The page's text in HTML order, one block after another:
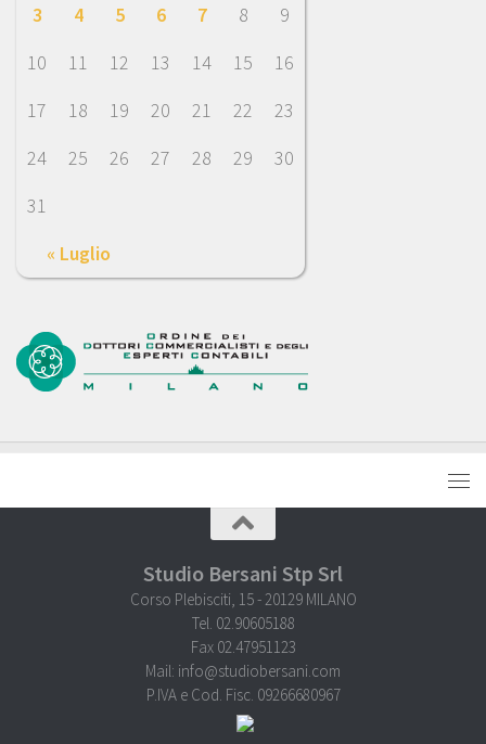
« Luglio
3
4 5 6 7 8
9
10
11 12 13 14 15
16
17
18 19 20 21 22
23
24
25 26 27 28 29
30
31
Studio Bersani Stp Srl
Corso Plebisciti, 15 - 20129 MILANO
Tel. 02.90605188
Fax 02.47951123
Mail: info@studiobersani.com
P.IVA e Cod. Fisc. 09266680967